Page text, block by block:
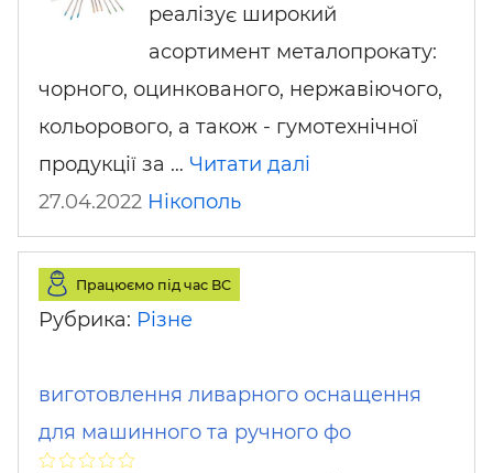
реалізує широкий
асортимент металопрокату:
чорного, оцинкованого, нержавіючого,
кольорового, а також - гумотехнічної
продукції за … Читати далі
27.04.2022 Нікополь
Працюємо під час ВС
Рубрика: Різне
виготовлення ливарного оснащення
для машинного та ручного фо